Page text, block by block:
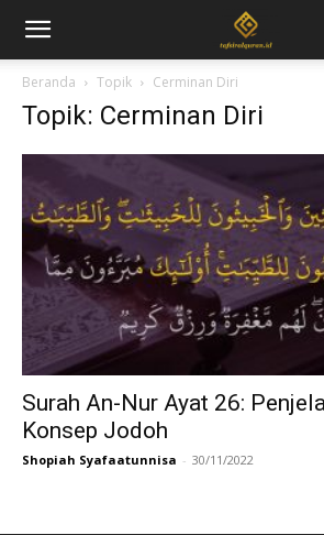
Beranda Topik Cerminan Diri
Topik: Cerminan Diri
Surah An-Nur Ayat 26:
Konsep Jodoh
Shopiah Syafaatunnisa - 30/11/2022